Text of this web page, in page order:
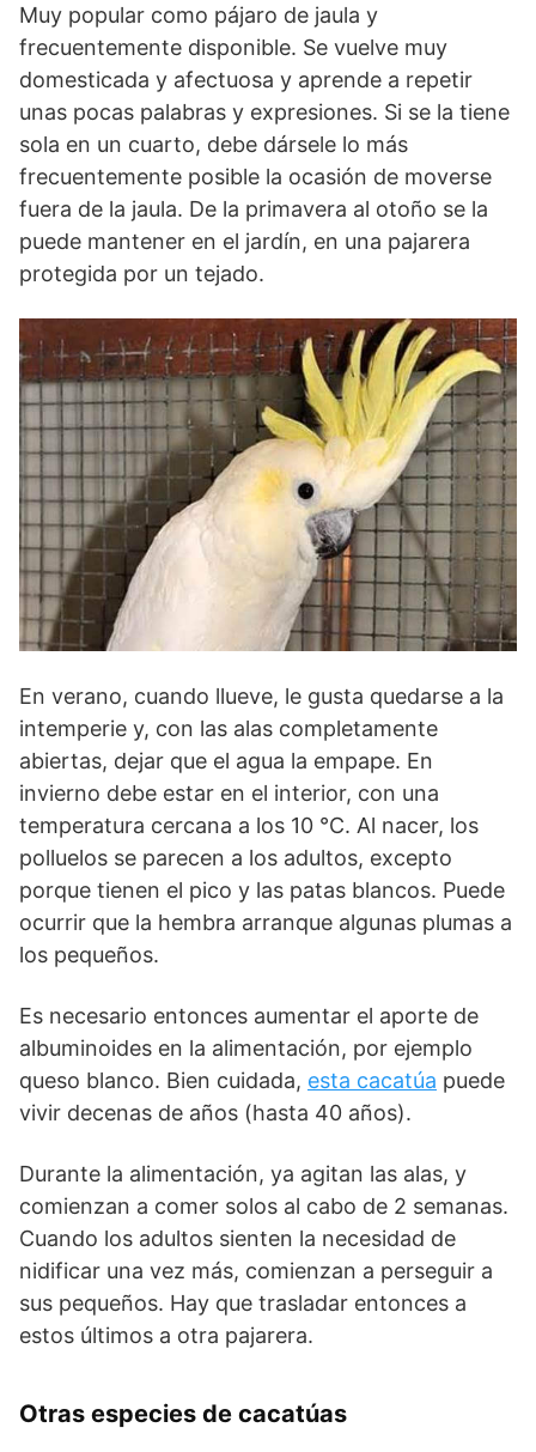
Muy popular como pájaro de jaula y
frecuentemente disponible. Se vuelve muy
domesticada y afectuosa y aprende a repetir
unas pocas palabras y expresiones. Si se la tiene
sola en un cuarto, debe dársele lo más
frecuentemente posible la ocasión de moverse
fuera de la jaula. De la primavera al otoño se la
puede mantener en el jardín, en una pajarera
protegida por un tejado.
En verano, cuando llueve, le gusta quedarse a la
intemperie y, con las alas completamente
abiertas, dejar que el agua la empape. En
invierno debe estar en el interior, con una
temperatura cercana a los 10 °C. Al nacer, los
polluelos se parecen a los adultos, excepto
porque tienen el pico y las patas blancos. Puede
ocurrir que la hembra arranque algunas plumas a
los pequeños.
Es necesario entonces aumentar el aporte de
albuminoides en la alimentación, por ejemplo
queso blanco. Bien cuidada, esta cacatúa puede
vivir decenas de años (hasta 40 años).
Durante la alimentación, ya agitan las alas, y
comienzan a comer solos al cabo de 2 semanas.
Cuando los adultos sienten la necesidad de
nidificar una vez más, comienzan a perseguir a
sus pequeños. Hay que trasladar entonces a
estos últimos a otra pajarera.
Otras especies de cacatúas